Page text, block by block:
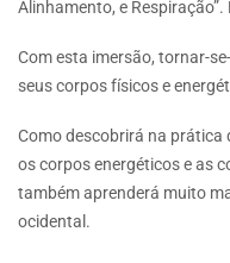
Alinhamento, e
Com esta imersão, tornar-
seus corpos físicos e
Como descobrirá na
os corpos energéticos e as
também aprenderá muito
ocidental.